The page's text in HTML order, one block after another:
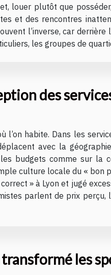
louer plutôt que
et des rencontres
l’inverse, car derrière
les groupes de
des
l’on habite. Dans les
avec la
budgets comme sur la
culture locale du « bon
» à Lyon et jugé
parlent de prix perçu,
les